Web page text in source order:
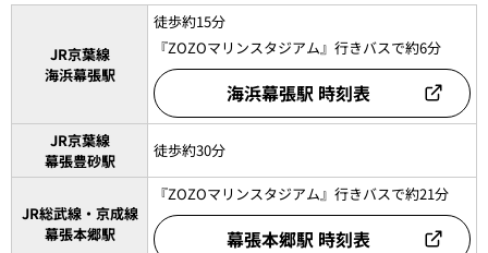
JR京葉線
海浜幕張駅
徒歩約15分
『ZOZOマリンスタジアム』行きバスで約6分
海浜幕張駅 時刻表
JR京葉線
幕張豊砂駅
徒歩約30分
JR総武線・京成線
幕張本郷駅
『ZOZOマリンスタジアム』行きバスで約21分
幕張本郷駅 時刻表